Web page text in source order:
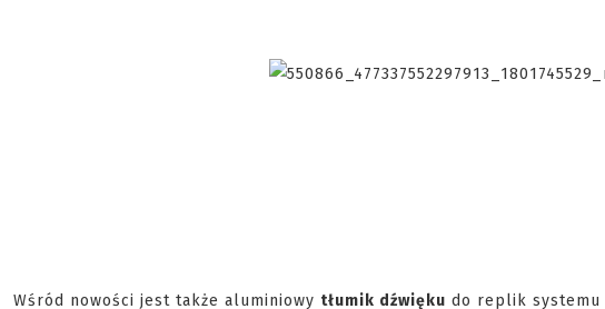
Wśród nowości jest także aluminiowy tłumik dźwięku do replik systemu